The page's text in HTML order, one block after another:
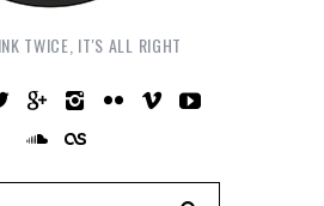
TWICE, IT'S ALL RIGHT